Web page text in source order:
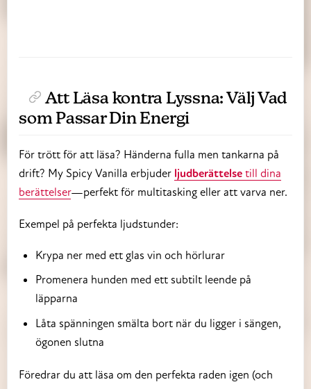
Att Läsa kontra Lyssna: Välj Vad
som Passar Din Energi
För trött för att läsa? Händerna fulla men tankarna på
drift? My Spicy Vanilla erbjuder ljudberättelse till dina
berättelser—perfekt för multitasking eller att varva ner.
Exempel på perfekta ljudstunder:
Krypa ner med ett glas vin och hörlurar
Promenera hunden med ett subtilt leende på
läpparna
Låta spänningen smälta bort när du ligger i sängen,
ögonen slutna
Föredrar du att läsa om den perfekta raden igen (och